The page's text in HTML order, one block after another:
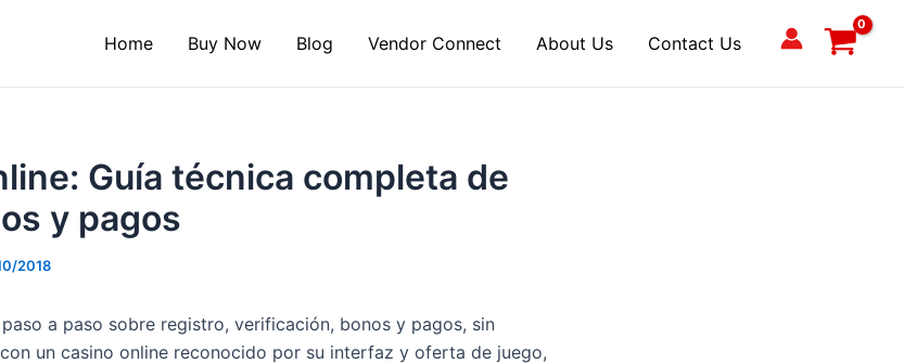
Home Buy Now Blog Vendor Connect About Us Contact Us
Guía técnica completa de
y pagos
2018
a paso sobre registro, verificación, bonos y pagos, sin
un casino online reconocido por su interfaz y oferta de juego,